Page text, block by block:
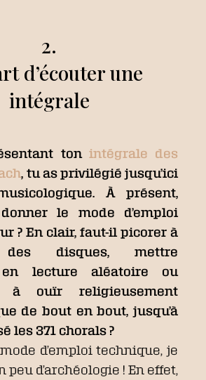
2.
d’écouter une
intégrale
ton intégrale des
, tu as privilégié jusqu’ici
À présent,
le mode d’emploi
? En clair, faut-il picorer à
des disques, mettre
en lecture aléatoire ou
à ouïr religieusement
de bout en bout, jusqu’à
les 371 chorals ?
d’emploi technique, je
peu d’archéologie ! En effet,